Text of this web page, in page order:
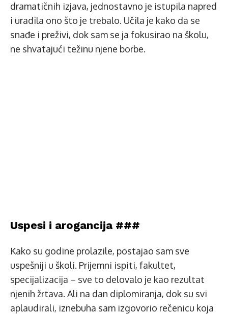
dramatičnih izjava, jednostavno je istupila napred
i uradila ono što je trebalo. Učila je kako da se
snađe i preživi, dok sam se ja fokusirao na školu,
ne shvatajući težinu njene borbe.
Uspesi i arogancija ###
Kako su godine prolazile, postajao sam sve
uspešniji u školi. Prijemni ispiti, fakultet,
specijalizacija – sve to delovalo je kao rezultat
njenih žrtava. Ali na dan diplomiranja, dok su svi
aplaudirali, iznebuha sam izgovorio rečenicu koja